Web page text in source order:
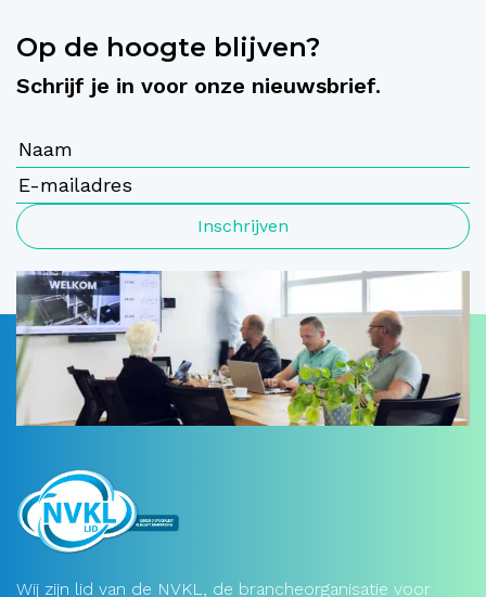
Op de hoogte blijven?
Schrijf je in voor onze nieuwsbrief.
Inschrijven
Wij zijn lid van de NVKL, de brancheorganisatie voor